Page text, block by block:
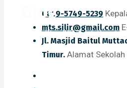
0819-5749-5239
mts.silir@gmail.com
Jl. Masjid Baitul
Timur. Alamat Sekolah
Blog
Home Blog 2015 Juli
Madrasah Yang Bersertifikat